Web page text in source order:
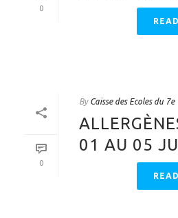
0
0
By Caisse des Ecoles du 7e
01 AU 05